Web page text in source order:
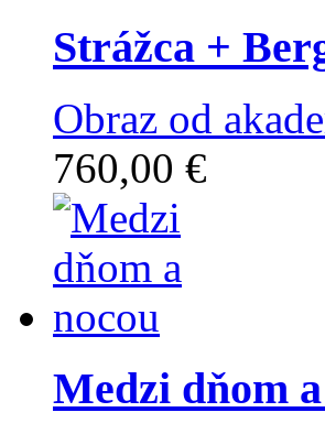
Strážca +
Obraz od
760,00 €
Medzi dňom